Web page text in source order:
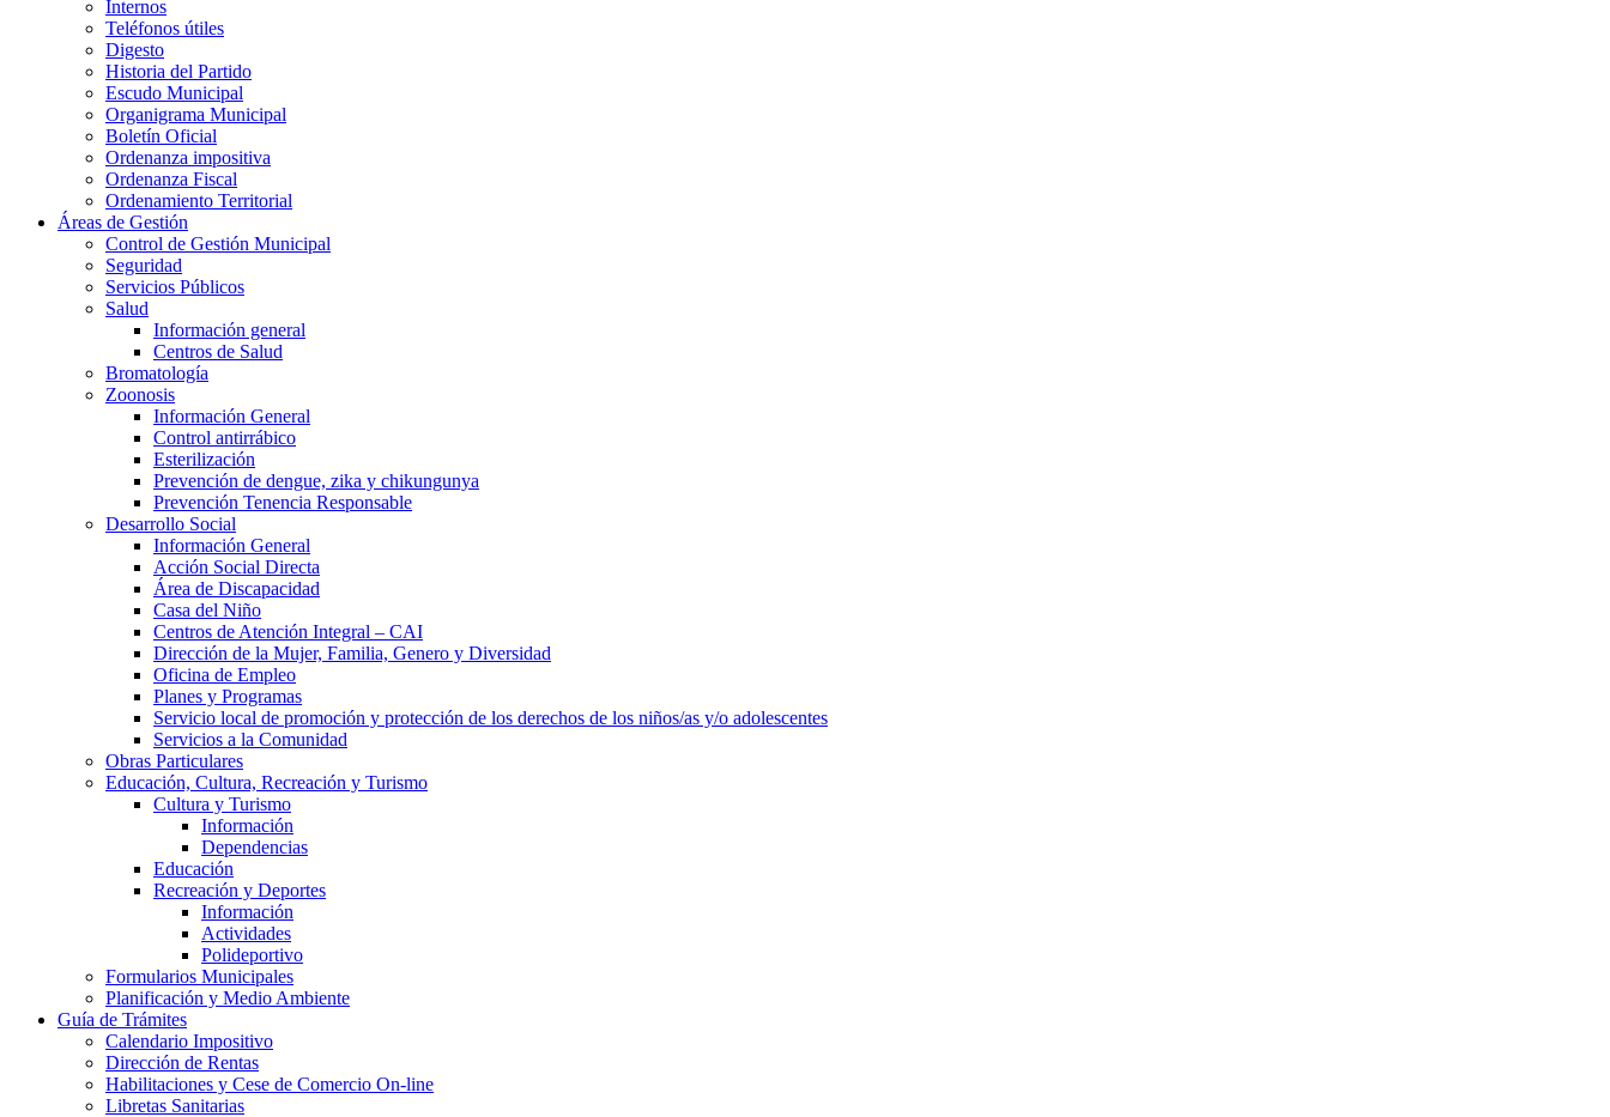
Internos
Teléfonos útiles
Digesto
Historia del Partido
Escudo Municipal
Organigrama Municipal
Boletín Oficial
Ordenanza impositiva
Ordenanza Fiscal
Ordenamiento Territorial
Áreas de Gestión
Control de Gestión Municipal
Seguridad
Servicios Públicos
Salud
Información general
Centros de Salud
Bromatología
Zoonosis
Información General
Control antirrábico
Esterilización
Prevención de dengue, zika y chikungunya
Prevención Tenencia Responsable
Desarrollo Social
Información General
Acción Social Directa
Área de Discapacidad
Casa del Niño
Centros de Atención Integral – CAI
Dirección de la Mujer, Familia, Genero y Diversidad
Oficina de Empleo
Planes y Programas
Servicio local de promoción y protección de los derechos de los niños/as y/o adolescentes
Servicios a la Comunidad
Obras Particulares
Educación, Cultura, Recreación y Turismo
Cultura y Turismo
Información
Dependencias
Educación
Recreación y Deportes
Información
Actividades
Polideportivo
Formularios Municipales
Planificación y Medio Ambiente
Guía de Trámites
Calendario Impositivo
Dirección de Rentas
Habilitaciones y Cese de Comercio On-line
Libretas Sanitarias